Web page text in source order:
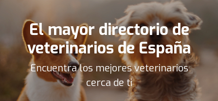
El mayor directorio de
veterinarios de España
Encuentra los mejores veterinarios
cerca de ti